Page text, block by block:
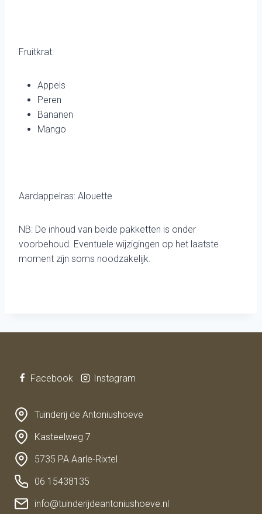
Fruitkrat:
Appels
Peren
Bananen
Mango
Aardappelras: Alouette
NB: De inhoud van beide pakketten is onder
voorbehoud. Eventuele wijzigingen op het laatste
moment zijn soms noodzakelijk.
Facebook Instagram
Tuinderij de Antoniushoeve
Kasteelweg 7
5735 PA Aarle-Rixtel
06 15438135
info@tuinderijdeantoniushoeve.nl